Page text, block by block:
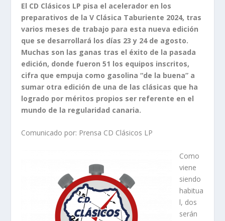
El CD Clásicos LP pisa el acelerador en los
preparativos de la V Clásica Taburiente 2024, tras
varios meses de trabajo para esta nueva edición
que se desarrollará los días 23 y 24 de agosto.
Muchas son las ganas tras el éxito de la pasada
edición, donde fueron 51 los equipos inscritos,
cifra que empuja como gasolina “de la buena” a
sumar otra edición de una de las clásicas que ha
logrado por méritos propios ser referente en el
mundo de la regularidad canaria.
Comunicado por: Prensa CD Clásicos LP
Como
viene
siendo
habitua
l, dos
serán